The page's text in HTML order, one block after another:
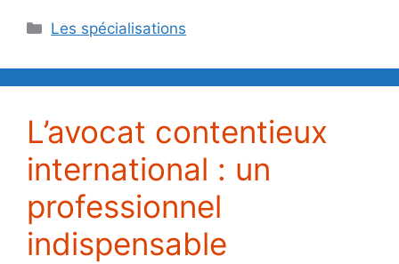
Catégories
Les spécialisations
L’avocat contentieux
international : un
professionnel
indispensable